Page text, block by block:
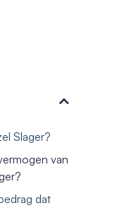
Slager?
van
dat